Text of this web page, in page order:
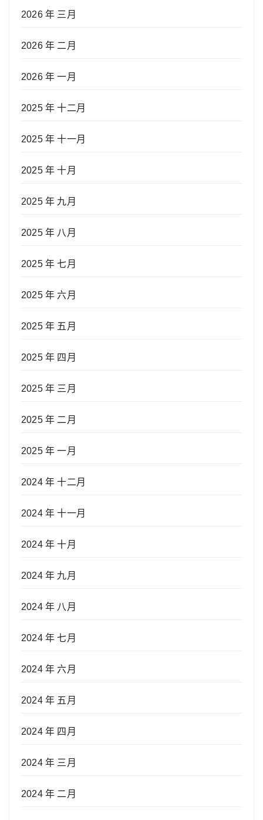
2026 年 三月
2026 年 二月
2026 年 一月
2025 年 十二月
2025 年 十一月
2025 年 十月
2025 年 九月
2025 年 八月
2025 年 七月
2025 年 六月
2025 年 五月
2025 年 四月
2025 年 三月
2025 年 二月
2025 年 一月
2024 年 十二月
2024 年 十一月
2024 年 十月
2024 年 九月
2024 年 八月
2024 年 七月
2024 年 六月
2024 年 五月
2024 年 四月
2024 年 三月
2024 年 二月